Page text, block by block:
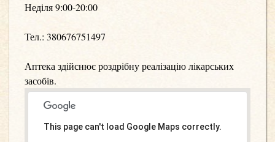
Неділя 9:00-20:00
Тел.: 380676751497
Аптека здійснює роздрібну реалізацію лікарських
засобів.
This page can't load Google Maps correctly.